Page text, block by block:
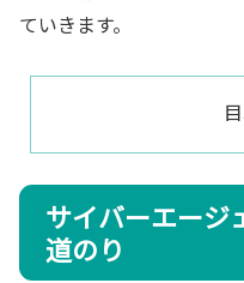
ていきます。
サイバーエージ
道のり